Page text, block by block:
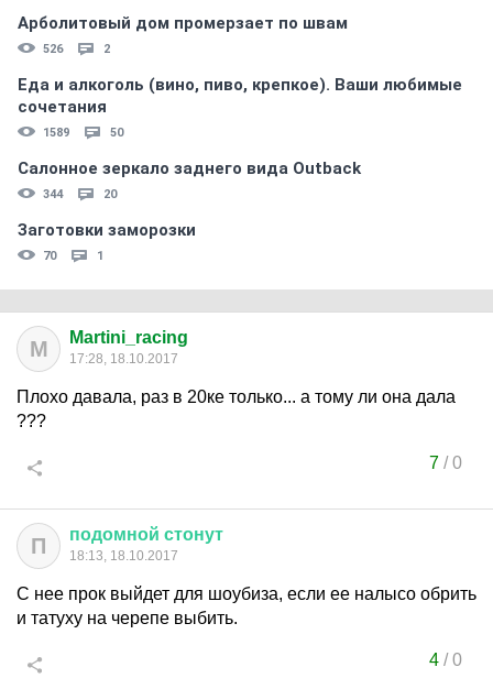
Арболитовый дом промерзает по швам
526 2
Еда и алкоголь (вино, пиво, крепкое). Ваши любимые
сочетания
1589 50
Салонное зеркало заднего вида Outback
344 20
Заготовки заморозки
70 1
M Martini_racing
17:28, 18.10.2017
Плохо давала, раз в 20ке только... а тому ли она дала
???
7/0
П подомной стонут
18:13, 18.10.2017
С нее прок выйдет для шоубиза, если ее налысо обрить
и татуху на черепе выбить.
4/0